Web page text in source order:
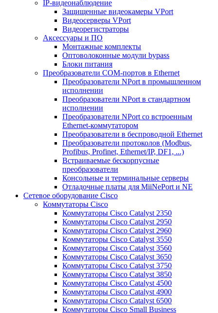
IP-видеонаблюдение
Защищенные видеокамеры VPort
Видеосерверы VPort
Видеорегистраторы
Аксессуары и ПО
Монтажные комплекты
Оптоволоконные модули bypass
Блоки питания
Преобразователи COM-портов в Ethernet
Преобразователи NPort в промышленном
исполнении
Преобразователи NPort в стандартном
исполнении
Преобразователи NPort со встроенным
Ethernet-коммутатором
Преобразователи в беспроводной Ethernet
Преобразователи протоколов (Modbus,
Profibus, Profinet, Ethernet/IP, DF1, ...)
Встраиваемые бескорпусные
преобразователи
Консольные и терминальные серверы
Отладочные платы для MiiNePort и NE
Сетевое оборудование Cisco
Коммутаторы Cisco
Коммутаторы Cisco Catalyst 2350
Коммутаторы Cisco Catalyst 2950
Коммутаторы Cisco Catalyst 2960
Коммутаторы Cisco Catalyst 3550
Коммутаторы Cisco Catalyst 3560
Коммутаторы Cisco Catalyst 3650
Коммутаторы Cisco Catalyst 3750
Коммутаторы Cisco Catalyst 3850
Коммутаторы Cisco Catalyst 4500
Коммутаторы Cisco Catalyst 4900
Коммутаторы Cisco Catalyst 6500
Коммутаторы Cisco Small Business